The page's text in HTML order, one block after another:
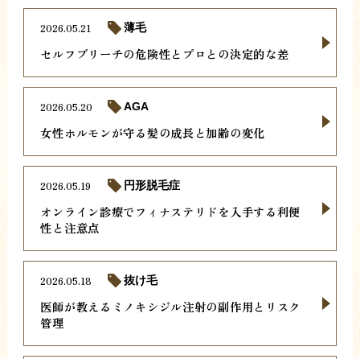
セルフブリーチの危険性とプロとの決定的な差
2026.05.21 薄毛
女性ホルモンが守る髪の成長と加齢の変化
2026.05.20 AGA
オンライン診療でフィナステリドを入手する利便
性と注意点
2026.05.19 円形脱毛症
医師が教えるミノキシジル注射の副作用とリスク
管理
2026.05.18 抜け毛